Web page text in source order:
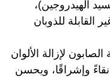
الهيدروجين)،
القابلة للذوبان
لإزالة الألوان
نقاءً وإشراقًا، ويحسن